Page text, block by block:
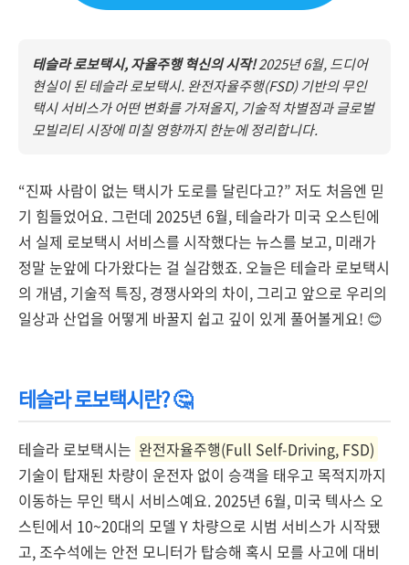
테슬라 로보택시, 자율주행 혁신의 시작!2025년 6월, 드디어
현실이 된 테슬라 로보택시. 완전자율주행(FSD) 기반의 무인
택시 서비스가 어떤 변화를 가져올지, 기술적 차별점과 글로벌
모빌리티 시장에 미칠 영향까지 한눈에 정리합니다.
“진짜 사람이 없는 택시가 도로를 달린다고?” 저도 처음엔 믿
기 힘들었어요. 그런데 2025년 6월, 테슬라가 미국 오스틴에
서 실제 로보택시 서비스를 시작했다는 뉴스를 보고, 미래가
정말 눈앞에 다가왔다는 걸 실감했죠. 오늘은 테슬라 로보택시
의 개념, 기술적 특징, 경쟁사와의 차이, 그리고 앞으로 우리의
일상과 산업을 어떻게 바꿀지 쉽고 깊이 있게 풀어볼게요! 😊
테슬라 로보택시란? 🤔
테슬라 로보택시는 완전자율주행(Full Self-Driving, FSD)
기술이 탑재된 차량이 운전자 없이 승객을 태우고 목적지까지
이동하는 무인 택시 서비스예요. 2025년 6월, 미국 텍사스 오
스틴에서 10~20대의 모델 Y 차량으로 시범 서비스가 시작됐
고, 조수석에는 안전 모니터가 탑승해 혹시 모를 사고에 대비